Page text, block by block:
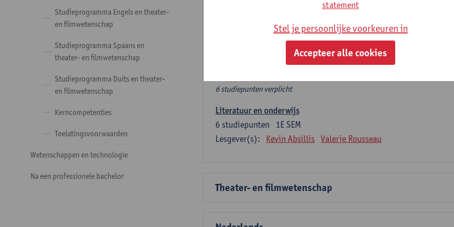
Studieprogramma Engels en theater-
en filmwetenschap
Studieprogramma Spaans en
theater- en filmwetenschap
Studieprogramma Duits en theater-
en filmwetenschap
Kerncompetenties
Toelatingsvoorwaarden
Wetenschappen en technologie
Na een professionele bachelor
Verplicht algemeen opleidingsonderdeel
Deze 6 verplichte studiepunten tellen mee in de
6 studiepunten verplicht
Literatuur en onderwijs
1E SEM
6 studiepunten
Lesgever(s):
Kevin Absillis Valerie Rousseau
Theater- en filmwetenschap
statement
Stel je persoonlijke voorkeuren in
Accepteer alle cookies